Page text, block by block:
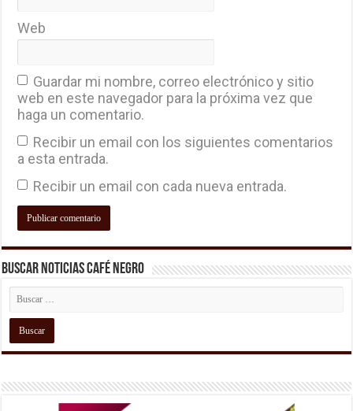
Web
Guardar mi nombre, correo electrónico y sitio
web en este navegador para la próxima vez que
haga un comentario.
Recibir un email con los siguientes comentarios
a esta entrada.
Recibir un email con cada nueva entrada.
Buscar Noticias Café Negro